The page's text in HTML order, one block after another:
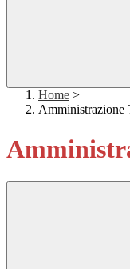
Home >
Amministrazione